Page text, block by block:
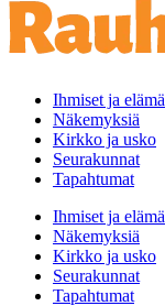
Ihmiset ja elämä
Näkemyksiä
Kirkko ja usko
Seurakunnat
Tapahtumat
Ihmiset ja elämä
Näkemyksiä
Kirkko ja usko
Seurakunnat
Tapahtumat